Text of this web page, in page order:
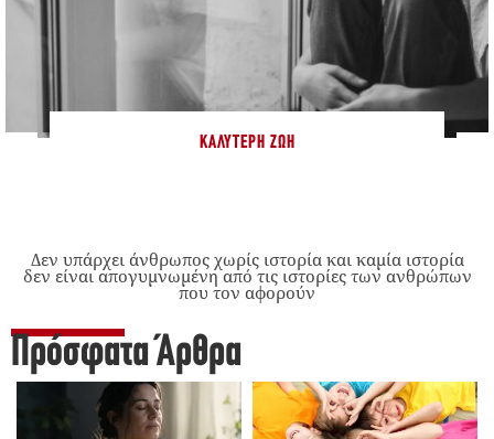
ΚΑΛΎΤΕΡΗ ΖΩΉ
Δεν υπάρχει άνθρωπος χωρίς ιστορία και καμία ιστορία
δεν είναι απογυμνωμένη από τις ιστορίες των ανθρώπων
που τον αφορούν
Πρόσφατα Άρθρα